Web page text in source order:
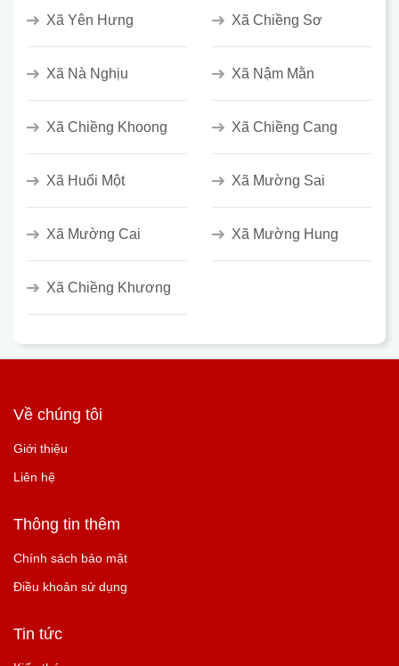
Xã Yên Hưng Xã Chiềng Sơ
Xã Nà Nghịu Xã Nậm Mằn
Xã Chiềng Khoong Xã Chiềng Cang
Xã Huổi Một Xã Mường Sai
Xã Mường Cai Xã Mường Hung
Xã Chiềng Khương
Về chúng tôi
Giới thiệu
Liên hệ
Thông tin thêm
Chính sách bảo mật
Điều khoản sử dụng
Tin tức